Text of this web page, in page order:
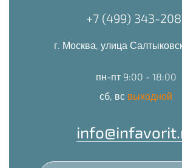
+7 (499) 343-
г. Москва, улица
пн-пт 9:00 - 18:00
сб, вс выходной